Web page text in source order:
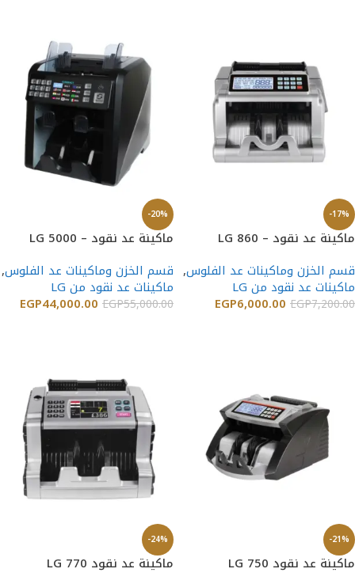
-17%
ماكينة عد نقود – LG 860
قسم الخزن وماكينات عد الفلوس,
ماكينات عد نقود من LG
EGP7,200.00
EGP6,000.00
-20%
ماكينة عد نقود – LG 5000
قسم الخزن وماكينات عد الفلوس,
ماكينات عد نقود من LG
EGP55,000.00
EGP44,000.00
-21%
ماكينة عد نقود LG 750
-24%
ماكينة عد نقود LG 770